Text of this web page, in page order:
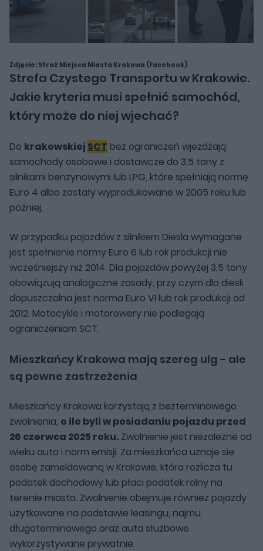
Zdjęcie: Straż Miejsca Miasta Krakowa (Facebook)
Strefa Czystego Transportu w Krakowie.
Jakie kryteria musi spełnić samochód,
który może do niej wjechać?
Do krakowskiej SCT bez ograniczeń wjeżdżają
samochody osobowe i dostawcze do 3,5 tony z
silnikami benzynowymi lub LPG, które spełniają normę
Euro 4 albo zostały wyprodukowane w 2005 roku lub
później.
W przypadku pojazdów z silnikiem Diesla wymagane
jest spełnienie normy Euro 6 lub rok produkcji nie
wcześniejszy niż 2014. Dla pojazdów powyżej 3,5 tony
obowiązują analogiczne zasady, przy czym dla diesli
dopuszczalna jest norma Euro VI lub rok produkcji od
2012. Motocykle i motorowery nie podlegają
ograniczeniom SCT.
Mieszkańcy Krakowa mają szereg ulg - ale
są pewne zastrzeżenia
Mieszkańcy Krakowa korzystają z bezterminowego
zwolnienia, o ile byli w posiadaniu pojazdu przed
26 czerwca 2025 roku. Zwolnienie jest niezależne od
wieku auta i norm emisji. Za mieszkańca uznaje się
osobę zameldowaną w Krakowie, która rozlicza tu
podatek dochodowy lub płaci podatek rolny na
terenie miasta. Zwolnienie obejmuje również pojazdy
użytkowane na podstawie leasingu, najmu
długoterminowego oraz auta służbowe
wykorzystywane prywatnie.